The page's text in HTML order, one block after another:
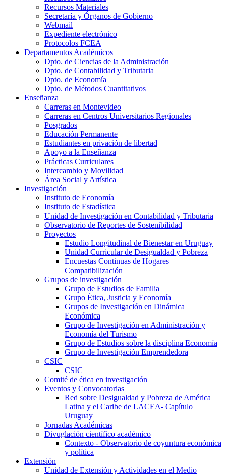
Recursos Materiales
Secretaría y Órganos de Gobierno
Webmail
Expediente electrónico
Protocolos FCEA
Departamentos Académicos
Dpto. de Ciencias de la Administración
Dpto. de Contabilidad y Tributaria
Dpto. de Economía
Dpto. de Métodos Cuantitativos
Enseñanza
Carreras en Montevideo
Carreras en Centros Universitarios Regionales
Posgrados
Educación Permanente
Estudiantes en privación de libertad
Apoyo a la Enseñanza
Prácticas Curriculares
Intercambio y Movilidad
Área Social y Artística
Investigación
Instituto de Economía
Instituto de Estadística
Unidad de Investigación en Contabilidad y Tributaria
Observatorio de Reportes de Sostenibilidad
Proyectos
Estudio Longitudinal de Bienestar en Uruguay
Unidad Curricular de Desigualdad y Pobreza
Encuestas Continuas de Hogares
Compatibilización
Grupos de investigación
Grupo de Estudios de Familia
Grupo Ética, Justicia y Economía
Grupos de Investigación en Dinámica
Económica
Grupo de Investigación en Administración y
Economía del Turismo
Grupo de Estudios sobre la disciplina Economía
Grupo de Investigación Emprendedora
CSIC
CSIC
Comité de ética en investigación
Eventos y Convocatorias
Red sobre Desigualdad y Pobreza de América
Latina y el Caribe de LACEA- Capítulo
Uruguay
Jornadas Académicas
Divuglación científico académico
Contexto - Observatorio de coyuntura económica
y política
Extensión
Unidad de Extensión y Actividades en el Medio